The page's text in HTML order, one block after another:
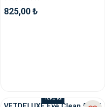
825,00 ₺
Tükendi